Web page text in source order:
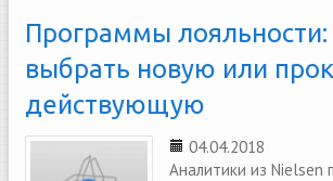
Программы лояльности:
выбрать новую или
действующую
04.04.2018
Аналитики из Nielsen